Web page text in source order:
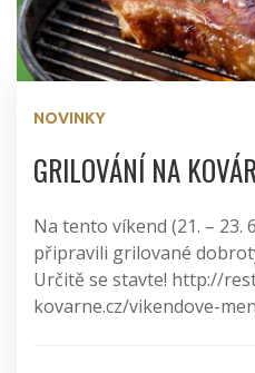
NOVINKY
GRILOVÁNÍ NA
Na tento víkend (21. – 23.
připravili grilované
Určitě se stavte! http://
kovarne.cz/vikendove-